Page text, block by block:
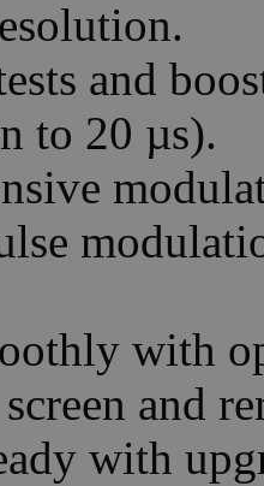
and
to 20 µs).
with
and
with